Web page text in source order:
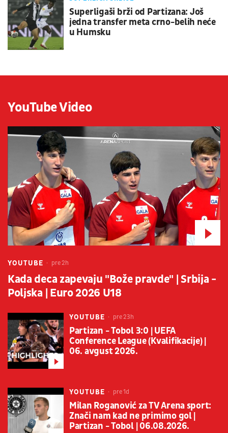
Superligaši brži od Partizana: Još
jedna transfer meta crno-belih neće
u Humsku
YouTube Video
YOUTUBE pre 2h
Kada deca zapevaju "Bože pravde" | Srbija -
Poljska | Euro 2026 U18
YOUTUBE pre 23h
Partizan - Tobol 3:0 | UEFA
Conference League (Kvalifikacije) |
06. avgust 2026.
YOUTUBE pre 1d
Milan Roganović za TV Arena sport:
Znači nam kad ne primimo gol |
Partizan - Tobol | 06.08.2026.